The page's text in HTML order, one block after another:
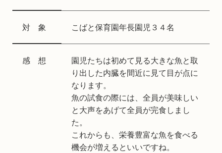
対 象 こばと保育園年長園児３４名
感 想
園児たちは初めて見る大きな魚と取
り出した内臓を間近に見て目が点に
なります。
魚の試食の際には、全員が美味しい
と大声をあげて全員が完食しまし
た。
これからも、栄養豊富な魚を食べる
機会が増えるといいですね。